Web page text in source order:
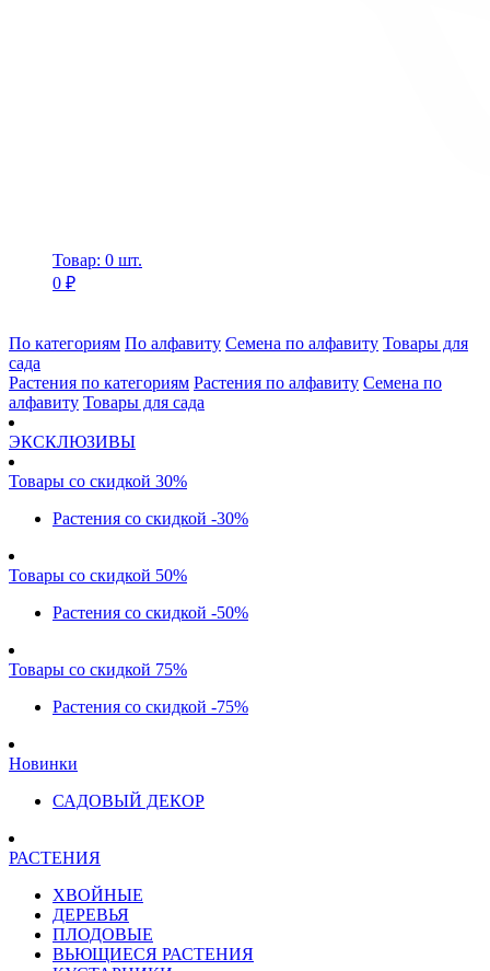
Товар: 0 шт.
0 ₽
По категориям По алфавиту Семена по алфавиту Товары для
сада
Растения по категориям Растения по алфавиту Семена по
алфавиту Товары для сада
ЭКСКЛЮЗИВЫ
Товары со скидкой 30%
Растения со скидкой -30%
Товары со скидкой 50%
Растения со скидкой -50%
Товары со скидкой 75%
Растения со скидкой -75%
Новинки
САДОВЫЙ ДЕКОР
РАСТЕНИЯ
ХВОЙНЫЕ
ДЕРЕВЬЯ
ПЛОДОВЫЕ
ВЬЮЩИЕСЯ РАСТЕНИЯ